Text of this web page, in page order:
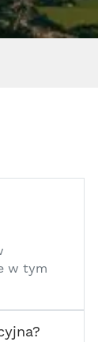
w tym